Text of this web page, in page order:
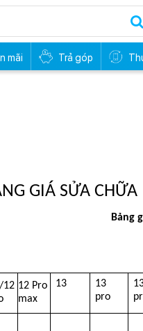
mãi Trả góp
GIÁ SỬA CHỮA
nhật lại
12 12 Pro
max
13
13
pro